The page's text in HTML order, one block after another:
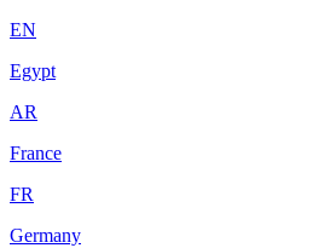
EN
Egypt
AR
France
FR
Germany